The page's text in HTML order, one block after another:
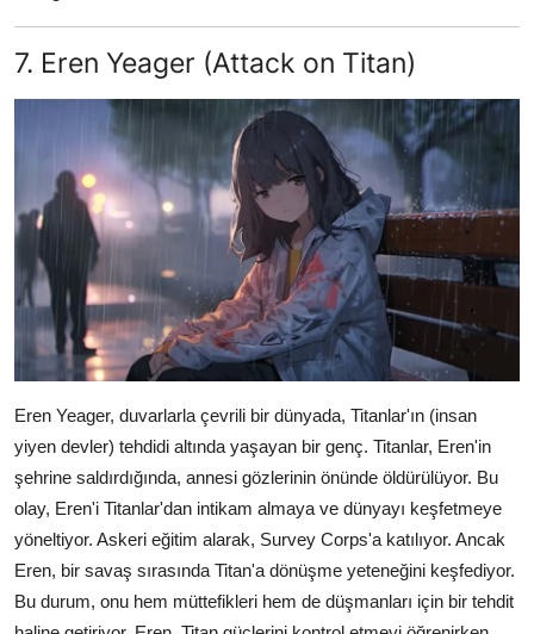
7. Eren Yeager (Attack on Titan)
Eren Yeager, duvarlarla çevrili bir dünyada, Titanlar'ın (insan
yiyen devler) tehdidi altında yaşayan bir genç. Titanlar, Eren'in
şehrine saldırdığında, annesi gözlerinin önünde öldürülüyor. Bu
olay, Eren'i Titanlar'dan intikam almaya ve dünyayı keşfetmeye
yöneltiyor. Askeri eğitim alarak, Survey Corps'a katılıyor. Ancak
Eren, bir savaş sırasında Titan'a dönüşme yeteneğini keşfediyor.
Bu durum, onu hem müttefikleri hem de düşmanları için bir tehdit